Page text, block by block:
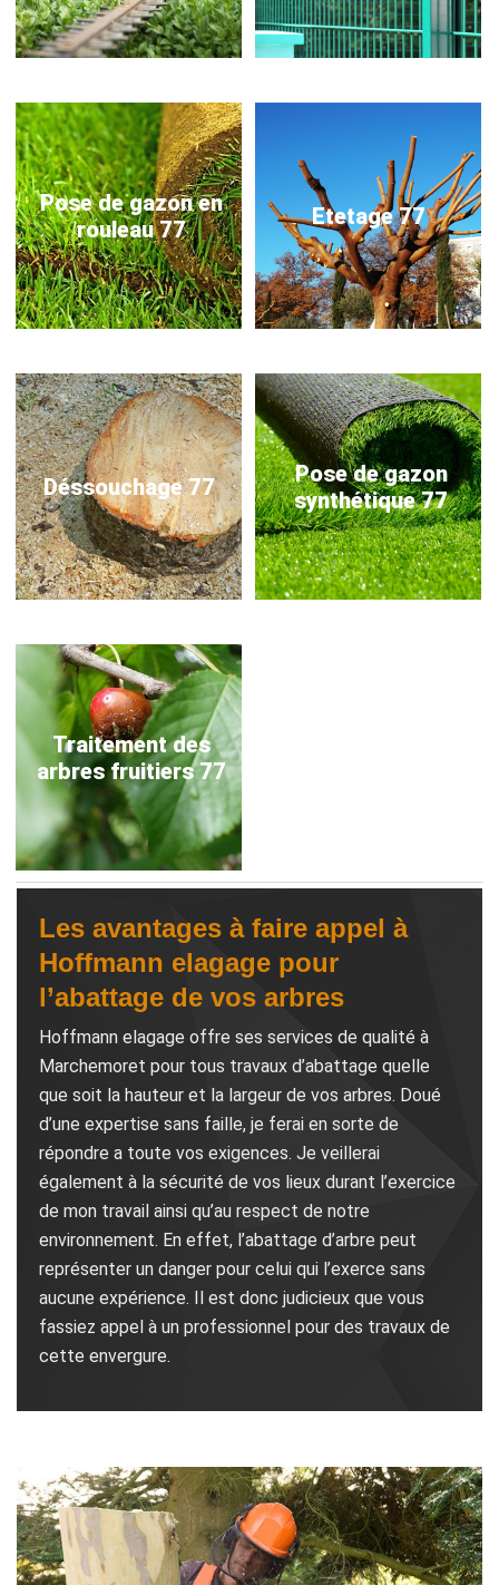
Pose de gazon en
rouleau 77
Etetage 77
Déssouchage 77
Pose de gazon
synthétique 77
Traitement des
arbres fruitiers 77
Les avantages à faire appel à
Hoffmann elagage pour
l’abattage de vos arbres
Hoffmann elagage offre ses services de qualité à
Marchemoret pour tous travaux d’abattage quelle
que soit la hauteur et la largeur de vos arbres. Doué
d’une expertise sans faille, je ferai en sorte de
répondre a toute vos exigences. Je veillerai
également à la sécurité de vos lieux durant l’exercice
de mon travail ainsi qu’au respect de notre
environnement. En effet, l’abattage d’arbre peut
représenter un danger pour celui qui l’exerce sans
aucune expérience. Il est donc judicieux que vous
fassiez appel à un professionnel pour des travaux de
cette envergure.